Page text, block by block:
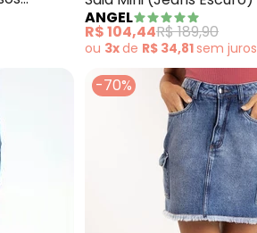
ANGEL
R$ 104,44R$ 189,90
ou 3xde R$ 34,81sem juros
-70%